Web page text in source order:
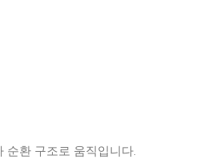
순환 구조로 움직입니다.